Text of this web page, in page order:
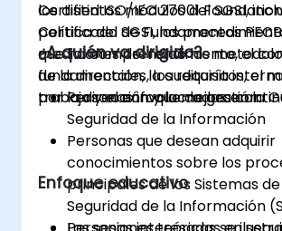
los distintos módulos del SGSI,
política del SGSI, los
mediciones del rendimiento, el
de la dirección, la auditoría
por la dirección y la mejora
Certified ISO/IEC 27001
Certificado de Fundamentos
que ha comprendido las
fundamentales, los requisitos, el
trabajo y el enfoque de gestión.
¿A quién va dirigido?
Personas involucradas en la
Seguridad de la Información
Personas que desean adquirir
conocimientos sobre los
principales de los Sistemas
Seguridad de la Información
Enfoque educativo